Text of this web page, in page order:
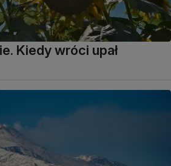
Kiedy wróci upał